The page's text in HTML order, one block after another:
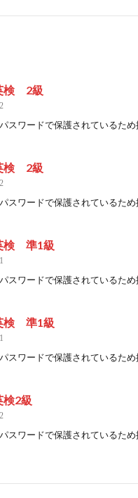
検 2級
スワードで保護されているた
検 2級
スワードで保護されているた
検 準1級
スワードで保護されているた
検 準1級
スワードで保護されているた
検2級
スワードで保護されているた